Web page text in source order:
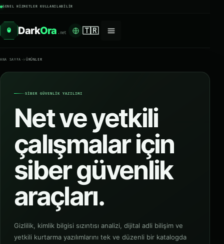
GENEL HIZMETLER KULLANILABILIR
O DarkOra .net 🇹🇷
ANA SAYFA ÜRÜNLER
SİBER GÜVENLİK YAZILIMI
Net ve yetkili
çalışmalar için
siber güvenlik
araçları.
Gizlilik, kimlik bilgisi sızıntısı analizi, dijital adli bilişim ve
yetkili kurtarma yazılımlarını tek ve düzenli bir katalogda